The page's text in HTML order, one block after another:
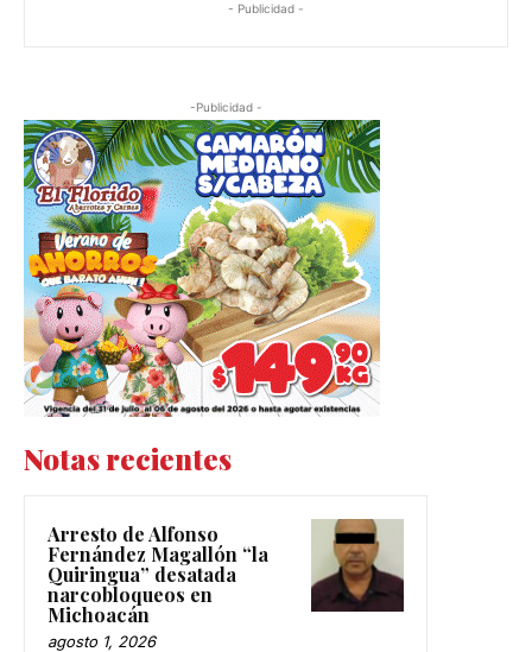
- Publicidad -
-Publicidad -
Notas recientes
Arresto de Alfonso
Fernández Magallón “la
Quiringua” desatada
narcobloqueos en
Michoacán
agosto 1, 2026